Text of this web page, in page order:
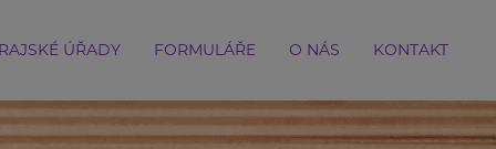
ÚŘADY FORMULÁŘE O NÁS KONTAKT